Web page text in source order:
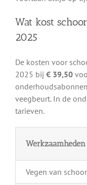
Wat kost
2025
De kosten voor
2025 bij € 39,50
veegbeurt. In de
tarieven.
Werkzaamheden
Vegen van